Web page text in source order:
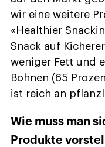
wir eine weitere
«Healthier
Snack auf
weniger Fett und
Bohnen (65
ist reich an
Wie muss man
Produkte